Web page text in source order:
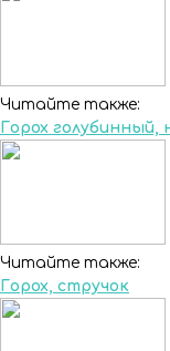
Читайте также:
Горох голубинный,
Читайте также:
Горох, стручок